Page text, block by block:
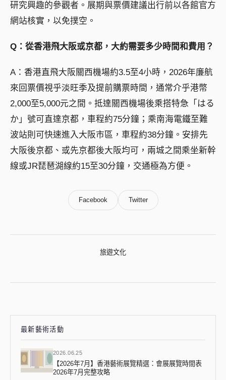
研究興趣的參觀者。展期與票價建議出行前以各館官方
網站核實，以免撲空。
Q：從香港飛大阪或京都，大約需要多少時間和費用？
A：香港直飛大阪關西機場約3.5至4小時，2026年廉航
來回票價視乎淡旺季及提前購票時間，通常介乎港幣
2,000至5,000元之間。抵達關西機場後乘搭特急「はる
か」號可直達京都，車程約75分鐘；乘南海電鐵至難
波站則可快速進入大阪市區，車程約38分鐘。安排先
大阪後京都、或先京都後大阪均可，兩城之間乘坐新幹
線或JR琵琶湖線約15至30分鐘，交通極為方便。
Facebook Twitter
旅遊文化
最新藝術活動
2026.06.25
【2026年7月】香港藝術展覽精選：會展展覽時間表
2026年7月完整攻略